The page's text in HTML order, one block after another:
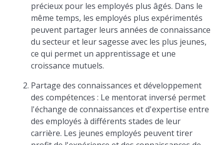
précieux pour les employés plus âgés. Dans le
même temps, les employés plus expérimentés
peuvent partager leurs années de connaissance
du secteur et leur sagesse avec les plus jeunes,
ce qui permet un apprentissage et une
croissance mutuels.
Partage des connaissances et développement
des compétences : Le mentorat inversé permet
l'échange de connaissances et d'expertise entre
des employés à différents stades de leur
carrière. Les jeunes employés peuvent tirer